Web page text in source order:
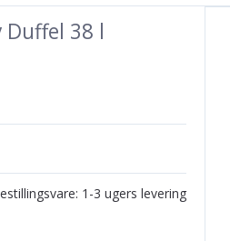
38 l
1-3 ugers levering